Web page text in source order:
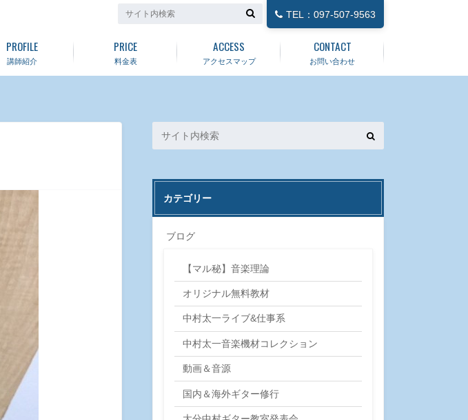
TEL：097-507-9563
講師紹介
PROFILE
料金表
PRICE
アクセスマップ
ACCESS
お問い合わせ
CONTACT
カテゴリー
ブログ
【マル秘】音楽理論
オリジナル無料教材
中村太一ライブ&仕事系
中村太一音楽機材コレクション
動画＆音源
国内＆海外ギター修行